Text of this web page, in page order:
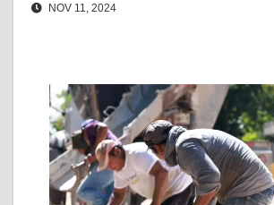
NOV 11, 2024